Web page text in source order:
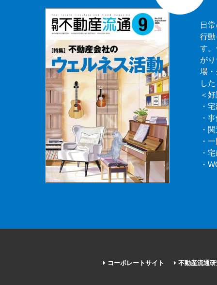
日
行
す
が
場
し
＜
・
・
・
・
・
・
コーポレートサイト 不動産流通